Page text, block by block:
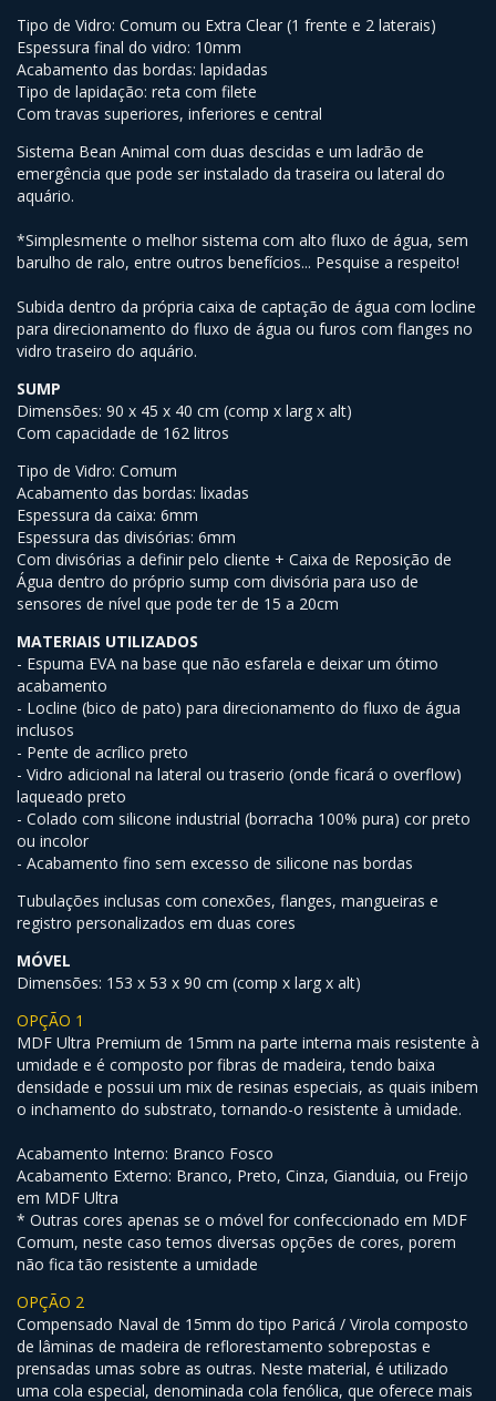
Tipo de Vidro: Comum ou Extra Clear (1 frente e 2 laterais)
Espessura final do vidro: 10mm
Acabamento das bordas: lapidadas
Tipo de lapidação: reta com filete
Com travas superiores, inferiores e central
Sistema Bean Animal com duas descidas e um ladrão de
emergência que pode ser instalado da traseira ou lateral do
aquário.
*Simplesmente o melhor sistema com alto fluxo de água, sem
barulho de ralo, entre outros benefícios... Pesquise a respeito!
Subida dentro da própria caixa de captação de água com locline
para direcionamento do fluxo de água ou furos com flanges no
vidro traseiro do aquário.
SUMP
Dimensões: 90 x 45 x 40 cm (comp x larg x alt)
Com capacidade de 162 litros
Tipo de Vidro: Comum
Acabamento das bordas: lixadas
Espessura da caixa: 6mm
Espessura das divisórias: 6mm
Com divisórias a definir pelo cliente + Caixa de Reposição de
Água dentro do próprio sump com divisória para uso de
sensores de nível que pode ter de 15 a 20cm
MATERIAIS UTILIZADOS
- Espuma EVA na base que não esfarela e deixar um ótimo
acabamento
- Locline (bico de pato) para direcionamento do fluxo de água
inclusos
- Pente de acrílico preto
- Vidro adicional na lateral ou traserio (onde ficará o overflow)
laqueado preto
- Colado com silicone industrial (borracha 100% pura) cor preto
ou incolor
- Acabamento fino sem excesso de silicone nas bordas
Tubulações inclusas com conexões, flanges, mangueiras e
registro personalizados em duas cores
MÓVEL
Dimensões: 153 x 53 x 90 cm (comp x larg x alt)
OPÇÃO 1
MDF Ultra Premium de 15mm na parte interna mais resistente à
umidade e é composto por fibras de madeira, tendo baixa
densidade e possui um mix de resinas especiais, as quais inibem
o inchamento do substrato, tornando-o resistente à umidade.
Acabamento Interno: Branco Fosco
Acabamento Externo: Branco, Preto, Cinza, Gianduia, ou Freijo
em MDF Ultra
* Outras cores apenas se o móvel for confeccionado em MDF
Comum, neste caso temos diversas opções de cores, porem
não fica tão resistente a umidade
OPÇÃO 2
Compensado Naval de 15mm do tipo Paricá / Virola composto
de lâminas de madeira de reflorestamento sobrepostas e
prensadas umas sobre as outras. Neste material, é utilizado
uma cola especial, denominada cola fenólica, que oferece mais